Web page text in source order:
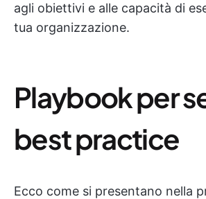
agli obiettivi e alle capacità di
tua organizzazione.
Playbook per
best practice
Ecco come si presentano nella